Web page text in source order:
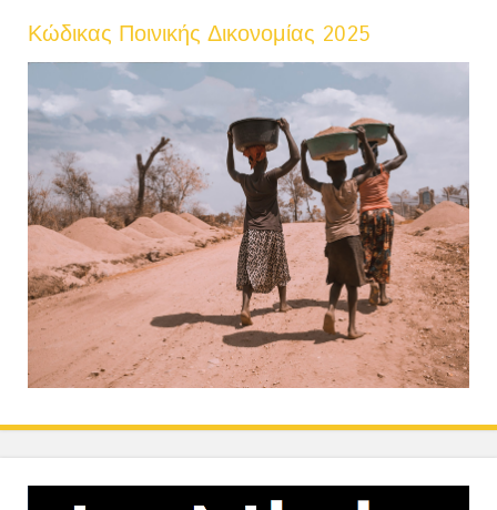
Κώδικας Ποινικής Δικονομίας 2025